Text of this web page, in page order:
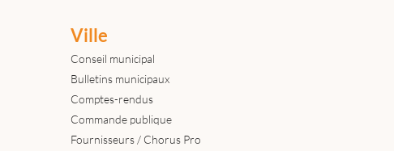
Ville
Conseil municipal
Bulletins municipaux
Comptes-rendus
Commande publique
Fournisseurs / Chorus Pro